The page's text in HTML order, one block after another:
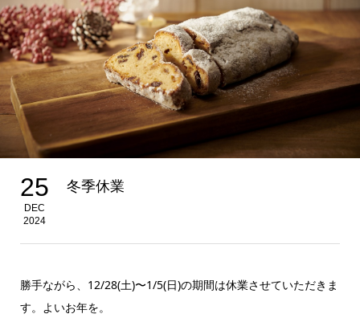
25
DEC
2024
冬季休業
勝手ながら、12/28(土)〜1/5(日)の期間は休業させていただきま
す。よいお年を。